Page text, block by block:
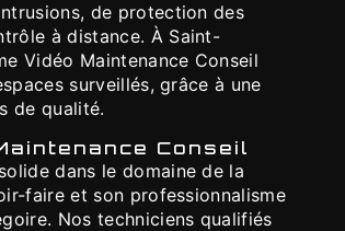
de protection des
à distance. À Saint-
Vidéo Maintenance Conseil
surveillés, grâce à une
de qualité.
Conseil
dans le domaine de la
faire et son professionnalisme
Nos techniciens qualifiés